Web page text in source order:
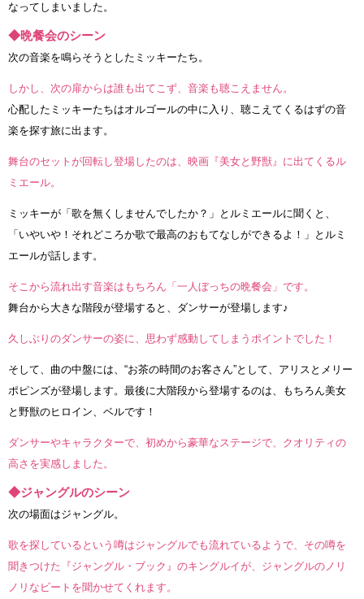
なってしまいました。
◆晩餐会のシーン
次の音楽を鳴らそうとしたミッキーたち。
しかし、次の扉からは誰も出てこず、音楽も聴こえません。
心配したミッキーたちはオルゴールの中に入り、聴こえてくるはずの音
楽を探す旅に出ます。
舞台のセットが回転し登場したのは、映画『美女と野獣』に出てくるル
ミエール。
ミッキーが「歌を無くしませんでしたか？」とルミエールに聞くと、
「いやいや！それどころか歌で最高のおもてなしができるよ！」とルミ
エールが話します。
そこから流れ出す音楽はもちろん「一人ぼっちの晩餐会」です。
舞台から大きな階段が登場すると、ダンサーが登場します♪
久しぶりのダンサーの姿に、思わず感動してしまうポイントでした！
そして、曲の中盤には、“お茶の時間のお客さん”として、アリスとメリー
ポピンズが登場します。最後に大階段から登場するのは、もちろん美女
と野獣のヒロイン、ベルです！
ダンサーやキャラクターで、初めから豪華なステージで、クオリティの
高さを実感しました。
◆ジャングルのシーン
次の場面はジャングル。
歌を探しているという噂はジャングルでも流れているようで、その噂を
聞きつけた『ジャングル・ブック』のキングルイが、ジャングルのノリ
ノリなビートを聞かせてくれます。